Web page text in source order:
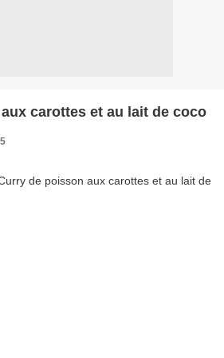
carottes et au lait de coco